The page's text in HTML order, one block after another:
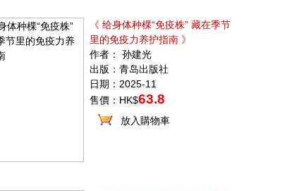
《 给身体种棵“免疫株” 藏在季节
里的免疫力养护指南 》
作者： 孙建光
出版：青岛出版社
日期：2025-11
售價：HK$63.8
放入購物車